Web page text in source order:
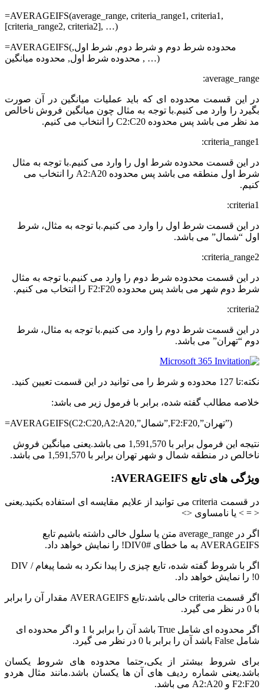
=AVERAGEIFS(average_range, criteria_range1, criteria1,
[criteria_range2, criteria2], …)
=AVERAGEIFS(محدوده شرط دوم و شرط دوم, شرط اول,
محدوده شرط اول, محدوده میانگین , …)
average_range:
در این قسمت محدوده ای که باید عملیات میانگین در آن صورت
بگیرد را وارد می کنیم.با توجه به مثال چون میانگین فروش ناخالص
مد نظر می باشد پس محدوده C2:C20 را انتخاب می کنیم.
criteria_range1:
در این قسمت محدوده شرط اول را وارد می کنیم.با توجه به مثال
شرط اول منطقه می باشد پس محدوده A2:A20 را انتخاب می
کنیم.
criteria1:
در این قسمت شرط اول را وارد می کنیم.با توجه به مثال، شرط
اول “شمال” می باشد.
criteria_range2:
در این قسمت محدوده شرط دوم را وارد می کنیم.با توجه به مثال
شرط دوم شهر می باشد پس محدوده F2:F20 را انتخاب می کنیم.
criteria2:
در این قسمت شرط دوم را وارد می کنیم.با توجه به مثال، شرط
دوم “تهران” می باشد.
نکته:تا 127 محدوده و شرط را می توانید در این قسمت تعیین کنید.
خلاصه مطالب گفته شده، برابر با فرمول زیر می باشد:
=AVERAGEIFS(C2:C20,A2:A20,”شمال”,F2:F20,”تهران”)
نتیجه این فرمول برابر با 1,591,570 می باشد.یعنی میانگین فروش
ناخالص در منطقه شمال و شهر تهران برابر با 1,591,570 می باشد.
ویژگی های تابع AVERAGEIFS:
در قسمت criteria می توانید از علایم مقایسه ای استفاده بکنید.یعنی
< = > یا نامساوی <>
اگر در average_range متن یا سلول خالی داشته باشیم تابع
AVERAGEIFS به ما خطای #DIV0! را نمایش خواهد داد.
اگر با شروط گفته شده، تابع چیزی را پیدا نکرد به شما پیغامDIV /
0! را نمایش خواهد داد.
اگر قسمت criteria خالی باشد،تابع AVERAGEIFS مقدار آن را برابر
با 0 در نظر می گیرد.
اگر محدوده ای شامل True باشد آن را برابر با 1 و اگر محدوده ای
شامل False باشد آن را برابر با 0 در نظر می گیرد.
برای شروط بیشتر از یکی،حتما محدوده های شروط یکسان
باشد.یعنی شماره ردیف های آن ها یکسان باشد.مانند مثال هردو
F2:F20 و A2:A20 می باشد.